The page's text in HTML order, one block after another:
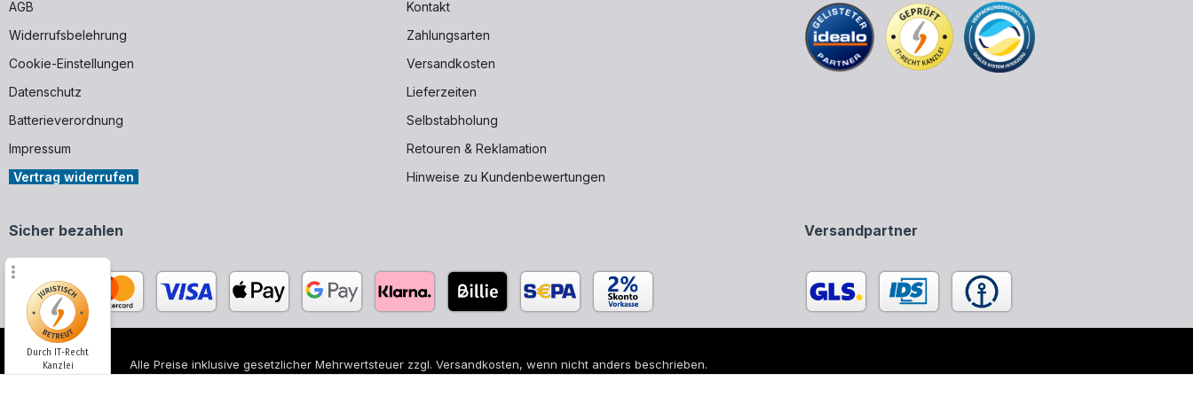
AGB
Widerrufsbelehrung
Cookie-Einstellungen
Datenschutz
Batterieverordnung
Impressum
Vertrag widerrufen
Kontakt
Zahlungsarten
Versandkosten
Lieferzeiten
Selbstabholung
Retouren & Reklamation
Hinweise zu Kundenbewertungen
Sicher bezahlen Versandpartner
Alle Preise inklusive gesetzlicher Mehrwertsteuer zzgl. Versandkosten, wenn nicht anders beschrieben.
Durch IT-Recht
Kanzlei